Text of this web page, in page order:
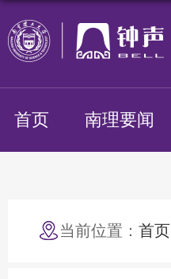
首页 南理要闻
当前位置： 首页